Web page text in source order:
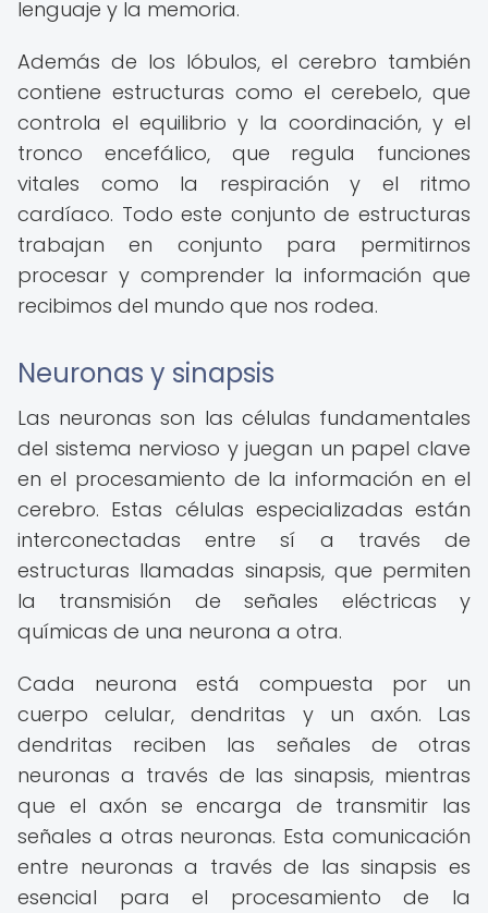
lenguaje y la memoria.
Además de los lóbulos, el cerebro también
contiene estructuras como el cerebelo, que
controla el equilibrio y la coordinación, y el
tronco encefálico, que regula funciones
vitales como la respiración y el ritmo
cardíaco. Todo este conjunto de estructuras
trabajan en conjunto para permitirnos
procesar y comprender la información que
recibimos del mundo que nos rodea.
Neuronas y sinapsis
Las neuronas son las células fundamentales
del sistema nervioso y juegan un papel clave
en el procesamiento de la información en el
cerebro. Estas células especializadas están
interconectadas entre sí a través de
estructuras llamadas sinapsis, que permiten
la transmisión de señales eléctricas y
químicas de una neurona a otra.
Cada neurona está compuesta por un
cuerpo celular, dendritas y un axón. Las
dendritas reciben las señales de otras
neuronas a través de las sinapsis, mientras
que el axón se encarga de transmitir las
señales a otras neuronas. Esta comunicación
entre neuronas a través de las sinapsis es
esencial para el procesamiento de la